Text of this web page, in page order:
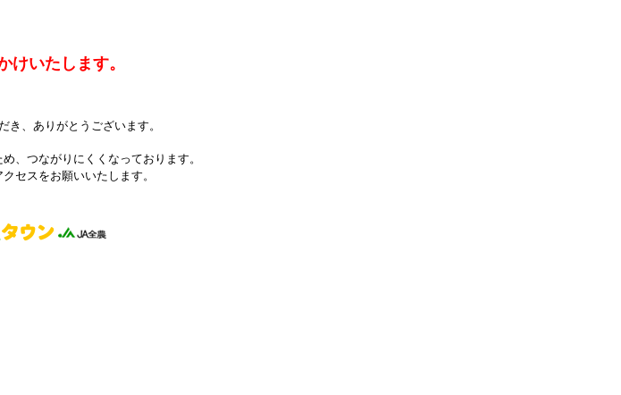
けいたします。
き、ありがとうございます。
、つながりにくくなっております。
セスをお願いいたします。